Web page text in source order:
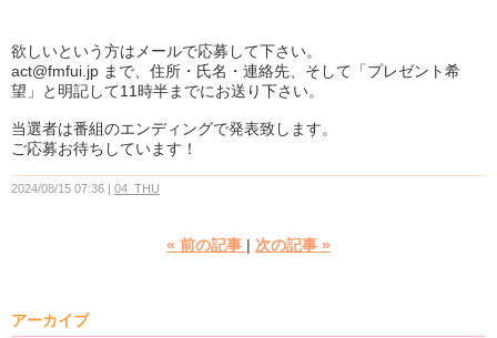
欲しいという方はメールで応募して下さい。
act@fmfui.jp まで、住所・氏名・連絡先、そして「プレゼント希
望」と明記して11時半までにお送り下さい。
当選者は番組のエンディングで発表致します。
ご応募お待ちしています！
2024/08/15 07:36 04_THU
« 前の記事 次の記事 »
アーカイブ